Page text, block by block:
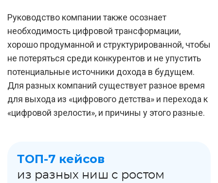
Руководство компании также осознает
необходимость цифровой трансформации,
хорошо продуманной и структурированной, чтобы
не потеряться среди конкурентов и не упустить
потенциальные источники дохода в будущем.
Для разных компаний существует разное время
для выхода из «цифрового детства» и перехода к
«цифровой зрелости», и причины у этого разные.
ТОП-7 кейсов
из разных ниш с ростом